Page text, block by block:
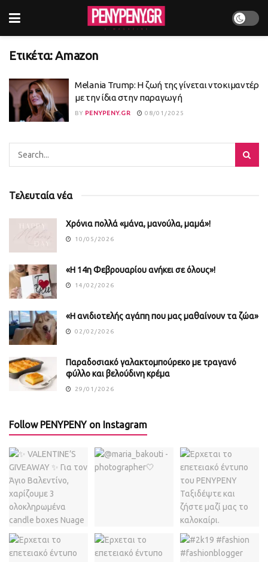
Ετικέτα:Amazon
Melania Trump: Η ζωή της γίνεται ντοκιμαντέρ
με την ίδια στην παραγωγή
BY PENYPENY.GR 08/01/2025
Τελευταία νέα
Χρόνια πολλά «μάνα, μανούλα, μαμά»!
10/05/2026
«Η 14η Φεβρουαρίου ανήκει σε όλους»!
14/02/2026
«Η ανιδιοτελής αγάπη που μας μαθαίνουν τα ζώα»
02/02/2026
Παραδοσιακό γαλακτομπούρεκο με τραγανό
φύλλο και βελούδινη κρέμα
29/01/2026
Follow PENYPENY on Instagram